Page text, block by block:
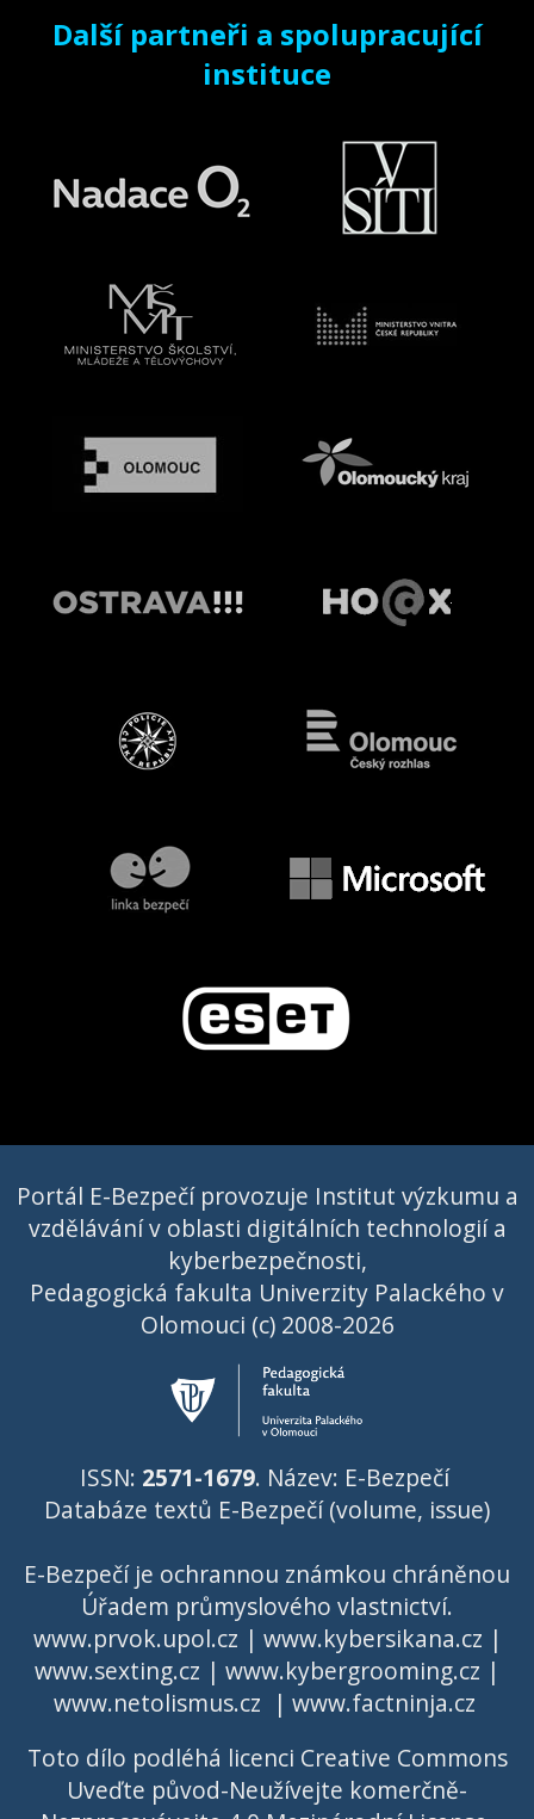
Další partneři a spolupracující
instituce
Portál E-Bezpečí provozuje Institut výzkumu a
vzdělávání v oblasti digitálních technologií a
kyberbezpečnosti,
Pedagogická fakulta Univerzity Palackého v
Olomouci (c) 2008-2026
ISSN: 2571-1679. Název: E-Bezpečí
Databáze textů E-Bezpečí (volume, issue)
E-Bezpečí je ochrannou známkou chráněnou
Úřadem průmyslového vlastnictví.
www.prvok.upol.cz | www.kybersikana.cz |
www.sexting.cz | www.kybergrooming.cz |
www.netolismus.cz | www.factninja.cz
Toto dílo podléhá licenci Creative Commons
Uveďte původ-Neužívejte komerčně-